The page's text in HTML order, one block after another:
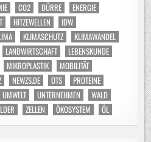
CO2 DÜRRE
ENERGIE
HITZEWELLEN
IDW
KLIMASCHUTZ
KLIMAWANDEL
LANDWIRTSCHAFT
LEBENSKUNDE
MIKROPLASTIK
MOBILITÄT
NEWZS.DE OTS
PROTEINE
UMWELT UNTERNEHMEN
WALD
ZELLEN ÖKOSYSTEM ÖL